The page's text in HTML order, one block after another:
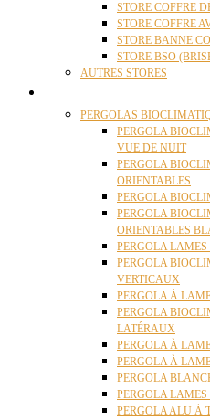
STORE COFFRE
STORE COFFRE
STORE BANNE
STORE BSO
AUTRES STORES
PERGOLAS
PERGOLA
VUE DE NUIT
PERGOLA
ORIENTABLES
PERGOLA
PERGOLA
ORIENTABLES
PERGOLA
PERGOLA
VERTICAUX
PERGOLA À
PERGOLA
LATÉRAUX
PERGOLA À
PERGOLA À
PERGOLA
PERGOLA
PERGOLA ALU À